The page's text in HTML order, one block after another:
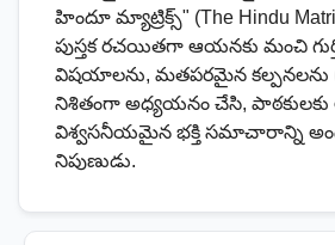
హిందూ మ్యాట్రిక్స్" (The Hindu
పుస్తక రచయితగా ఆయనకు మంచి
విషయాలను, మతపరమైన కల్పనలను
నిశితంగా అధ్యయనం చేసి, పాఠకులకు
విశ్వసనీయమైన భక్తి సమాచారాన్ని
నిపుణుడు.